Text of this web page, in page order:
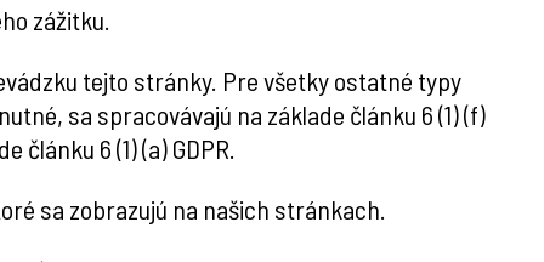
zážitku.
tejto stránky. Pre všetky ostatné typy
sa spracovávajú na základe článku 6 (1) (f)
6 (1) (a) GDPR.
sa zobrazujú na našich stránkach.